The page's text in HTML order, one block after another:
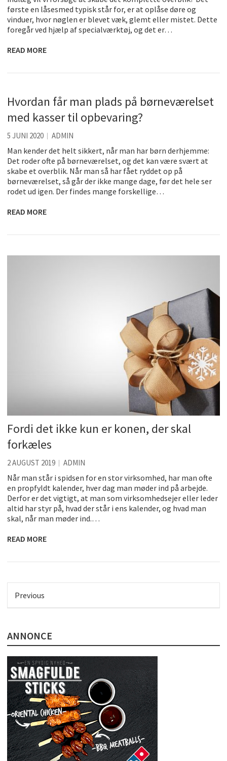
første en låsesmed typisk står for, er at oplåse døre og
vinduer, hvor nøglen er blevet væk, glemt eller mistet. Dette
foregår ved hjælp af specialværktøj, og det er…
READ MORE
Hvordan får man plads på børneværelset
med kasser til opbevaring?
5 JUNI 2020 ADMIN
Man kender det helt sikkert, når man har børn derhjemme:
Det roder ofte på børneværelset, og det kan være svært at
skabe et overblik. Når man så har fået ryddet op på
børneværelset, så går der ikke mange dage, før det hele ser
rodet ud igen. Der findes mange forskellige…
READ MORE
Fordi det ikke kun er konen, der skal
forkæles
2 AUGUST 2019 ADMIN
Når man står i spidsen for en stor virksomhed, har man ofte
en propfyldt kalender, hver dag man møder ind på arbejde.
Derfor er det vigtigt, at man som virksomhedsejer eller leder
altid har styr på, hvad der står i ens kalender, og hvad man
skal, når man møder ind.…
READ MORE
Previous
ANNONCE